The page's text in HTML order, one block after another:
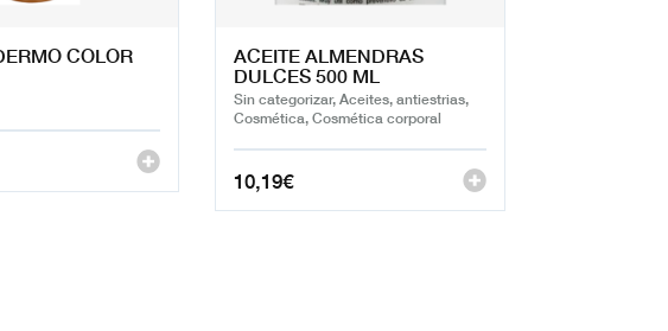
COLOR ACEITE ALMENDRAS
DULCES 500 ML
Sin categorizar, Aceites, antiestrias,
Cosmética, Cosmética corporal
10,19€